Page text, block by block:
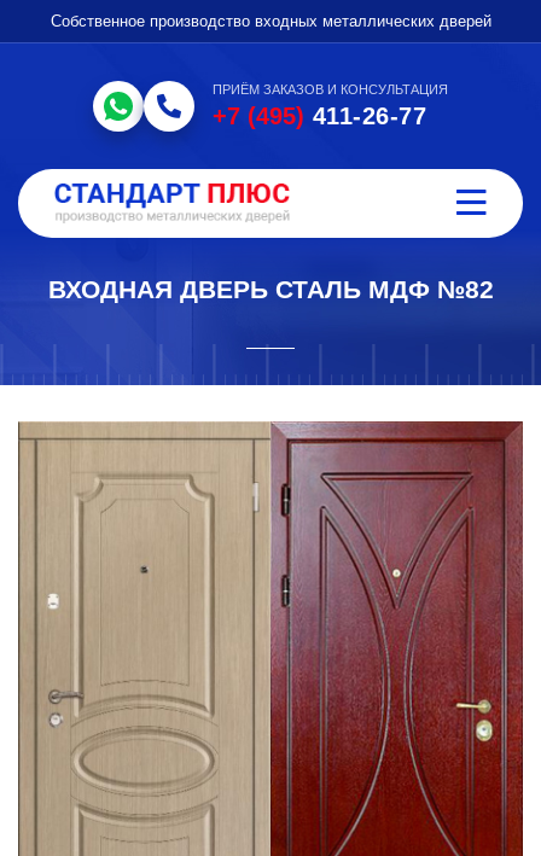
Собственное производство входных металлических дверей
ПРИЁМ ЗАКАЗОВ И КОНСУЛЬТАЦИЯ
+7 (495) 411-26-77
ВХОДНАЯ ДВЕРЬ СТАЛЬ МДФ №82